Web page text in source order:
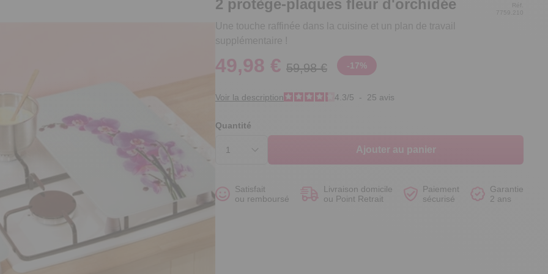
Voir le produit
Voir le produit
Voir le produit
Voir le produit
2 protège-plaques fleur d'orchidée
Une touche raffinée dans la cuisine et un plan de travail
supplémentaire !
Réf.
7759.210
49,98 € 59,98 € -17%
Voir la description 4.3/5 - 25 avis
Quantité
Ajouter au panier
Satisfait
ou remboursé
Livraison domicile
ou Point Retrait
Paiement
sécurisé
Garantie
2 ans